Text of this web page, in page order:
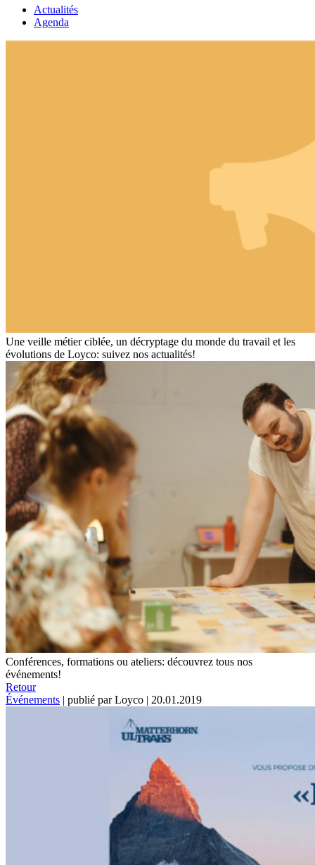
Actualités
Agenda
Une veille métier ciblée, un décryptage du monde du travail et les
évolutions de Loyco: suivez nos actualités!
Conférences, formations ou ateliers: découvrez tous nos
événements!
Retour
Événements | publié par Loyco | 20.01.2019